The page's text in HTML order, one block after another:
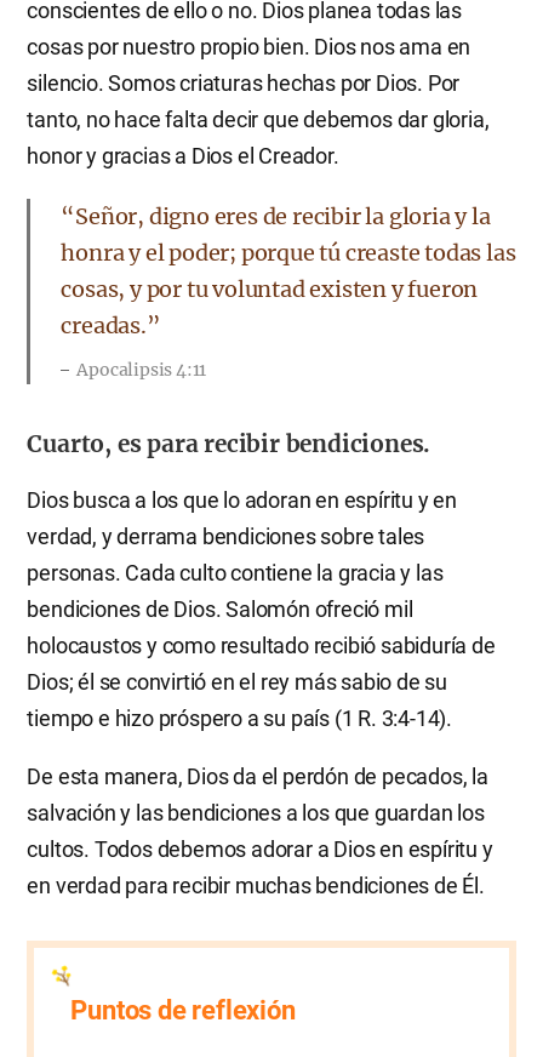
conscientes de ello o no. Dios planea todas las
cosas por nuestro propio bien. Dios nos ama en
silencio. Somos criaturas hechas por Dios. Por
tanto, no hace falta decir que debemos dar gloria,
honor y gracias a Dios el Creador.
“Señor, digno eres de recibir la gloria y la
honra y el poder; porque tú creaste todas las
cosas, y por tu voluntad existen y fueron
creadas.”
Apocalipsis 4:11
Cuarto, es para recibir bendiciones.
Dios busca a los que lo adoran en espíritu y en
verdad, y derrama bendiciones sobre tales
personas. Cada culto contiene la gracia y las
bendiciones de Dios. Salomón ofreció mil
holocaustos y como resultado recibió sabiduría de
Dios; él se convirtió en el rey más sabio de su
tiempo e hizo próspero a su país (1 R. 3:4-14).
De esta manera, Dios da el perdón de pecados, la
salvación y las bendiciones a los que guardan los
cultos. Todos debemos adorar a Dios en espíritu y
en verdad para recibir muchas bendiciones de Él.
Puntos de reflexión